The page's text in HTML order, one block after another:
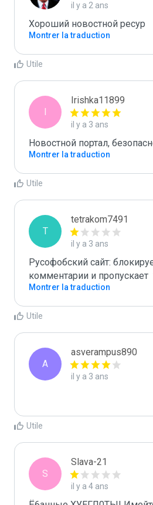
il y a 2 ans
Хороший новостной ресур
Montrer la traduction
Utile
I
Irishka11899
il y a 3 ans
Новостной портал,
Montrer la traduction
Utile
T
tetrakom7491
il y a 3 ans
Русофобский сайт:
комментарии и пропускает
Montrer la traduction
Utile
A
asverampus890
il y a 3 ans
Utile
S
Slava-21
il y a 4 ans